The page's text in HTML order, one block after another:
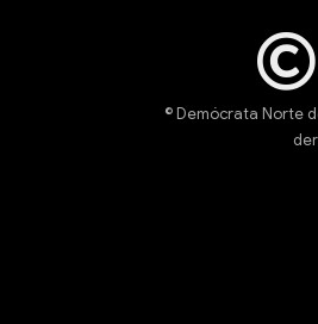
© Demócrata Norte